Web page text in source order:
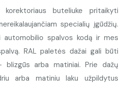
korektoriaus buteliuke pritaikyti
specialių įgūdžių.
automobilio spalvos kodą ir mes
RAL paletės dažai gali būti
blizgūs arba matiniai. Prie dažų
arba matiniu laku užpildytus